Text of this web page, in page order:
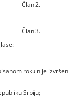
Član 2.
Član 3.
roku nije
Srbiju;